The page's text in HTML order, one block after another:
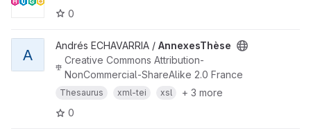
0
A
Andrés ECHAVARRIA / AnnexesThèse
Creative Commons Attribution-
NonCommercial-ShareAlike 2.0 France
Thesaurus xml-tei xsl
+ 3 more
0